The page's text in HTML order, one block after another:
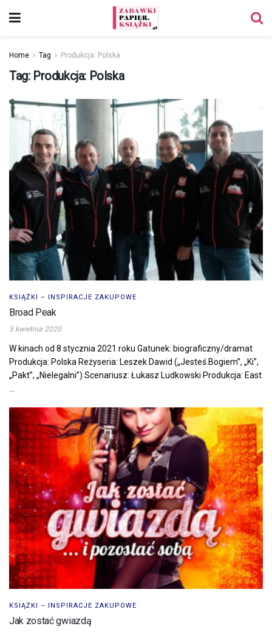
Home Tag Produkcja: Polska
Tag: Produkcja: Polska
KSIĄŻKI – INSPIRACJE ZAKUPOWE
Broad Peak
5 kwietnia 2020
W kinach od 8 stycznia 2021 roku Gatunek: biograficzny/dramat
Produkcja: Polska Reżyseria: Leszek Dawid („Jesteś Bogiem”, „Ki”,
„Pakt”, „Nielegalni”) Scenariusz: Łukasz Ludkowski Produkcja: East
KSIĄŻKI – INSPIRACJE ZAKUPOWE
Jak zostać gwiazdą